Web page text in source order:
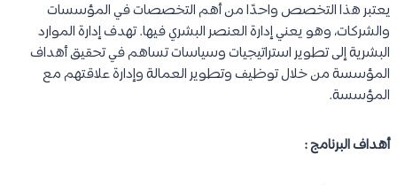
يعتبر هذا التخصص واحدًا من أهم التخصصات في المؤسسات
والشركات، وهو يعني إدارة العنصر البشري فيها. تهدف إدارة الموارد
البشرية إلى تطوير استراتيجيات وسياسات تساهم في تحقيق أهداف
المؤسسة من خلال توظيف وتطوير العمالة وإدارة علاقتهم مع
المؤسسة.
أهداف البرنامج :